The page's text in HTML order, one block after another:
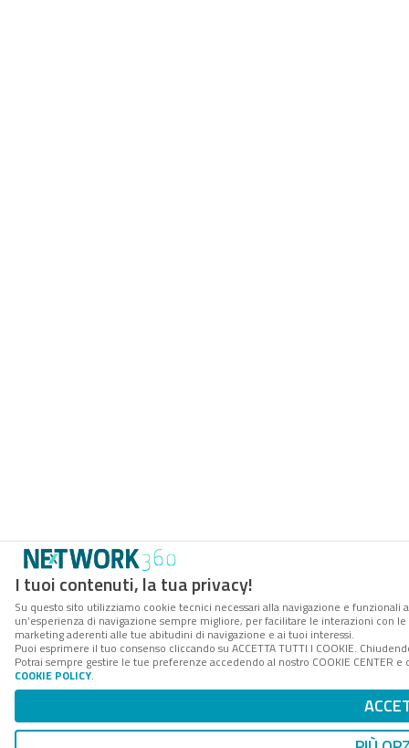
I tuoi contenuti, la tua privacy!
Su questo sito utilizziamo cookie tecnici necessari alla navigazione e
un’esperienza di navigazione sempre migliore, per facilitare le interazioni con
marketing aderenti alle tue abitudini di navigazione e ai tuoi interessi.
Puoi esprimere il tuo consenso cliccando su ACCETTA TUTTI I COOKIE.
Potrai sempre gestire le tue preferenze accedendo al nostro COOKIE
COOKIE POLICY.